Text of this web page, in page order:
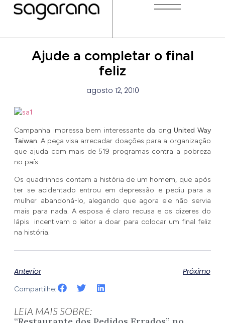
Ajude a completar o final
feliz
agosto 12, 2010
Campanha impressa bem interessante da ongUnited Way
Taiwan. A peça visa arrecadar doações para a organização
que ajuda com mais de 519 programas contra a pobreza
no país.
Os quadrinhos contam a história de um homem, que após
ter se acidentado entrou em depressão e pediu para a
mulher abandoná-lo, alegando que agora ele não servia
mais para nada. A esposa é claro recusa e os dizeres do
lápis incentivam o leitor a doar para colocar um final feliz
na história.
Anterior Próximo
Compartilhe:
LEIA MAIS SOBRE: